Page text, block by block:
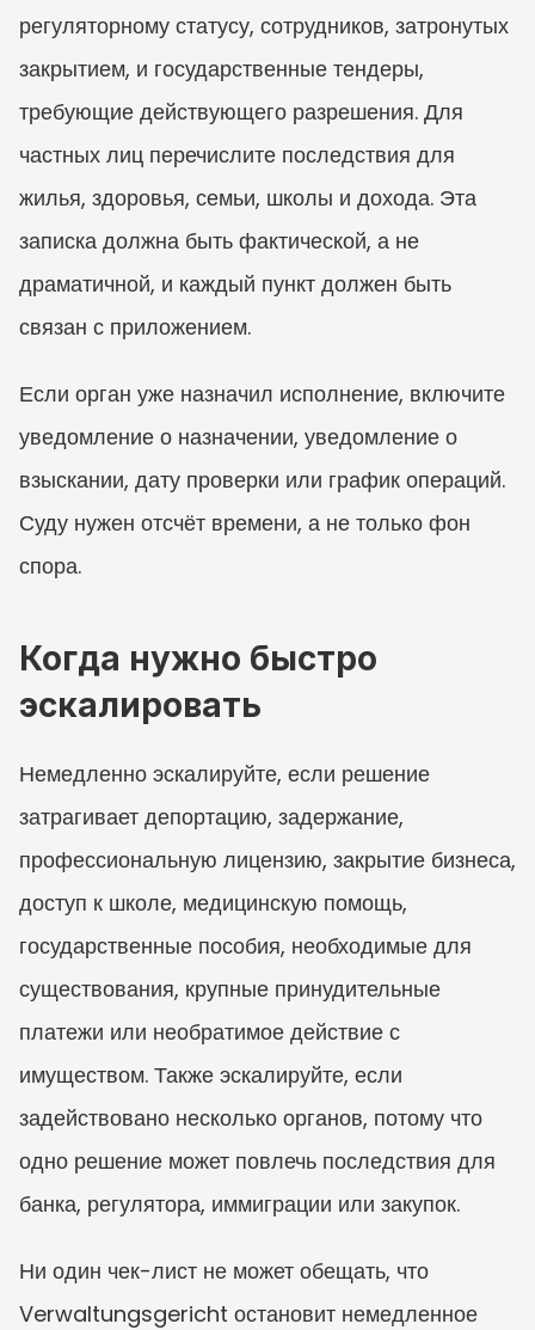
регуляторному статусу, сотрудников, затронутых
закрытием, и государственные тендеры,
требующие действующего разрешения. Для
частных лиц перечислите последствия для
жилья, здоровья, семьи, школы и дохода. Эта
записка должна быть фактической, а не
драматичной, и каждый пункт должен быть
связан с приложением.
Если орган уже назначил исполнение, включите
уведомление о назначении, уведомление о
взыскании, дату проверки или график операций.
Суду нужен отсчёт времени, а не только фон
спора.
Когда нужно быстро
эскалировать
Немедленно эскалируйте, если решение
затрагивает депортацию, задержание,
профессиональную лицензию, закрытие бизнеса,
доступ к школе, медицинскую помощь,
государственные пособия, необходимые для
существования, крупные принудительные
платежи или необратимое действие с
имуществом. Также эскалируйте, если
задействовано несколько органов, потому что
одно решение может повлечь последствия для
банка, регулятора, иммиграции или закупок.
Ни один чек-лист не может обещать, что
Verwaltungsgericht остановит немедленное